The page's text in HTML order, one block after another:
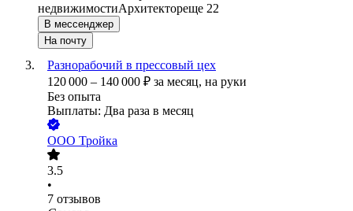
недвижимостиАрхитектореще 22
В мессенджер
На почту
Разнорабочий в прессовый цех
120 000 – 140 000 ₽ за месяц, на руки
Без опыта
Выплаты: Два раза в месяц
ООО Тройка
3.5
•
7 отзывов